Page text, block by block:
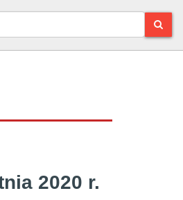
2020 r.